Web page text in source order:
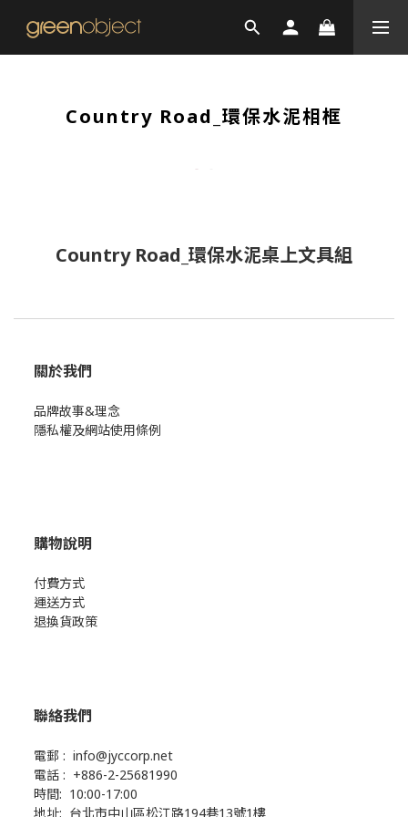
Country Road_環保水泥相框
Country Road_環保水泥桌上文具組
關於我們
品牌故事&理念
隱私權及網站使用條例
購物說明
付費方式
運送方式
退換貨政策
聯絡我們
電郵 : info@jyccorp.net
電話 : +886-2-25681990
時間: 10:00-17:00
地址: 台北市中山區松江路194巷13號1樓